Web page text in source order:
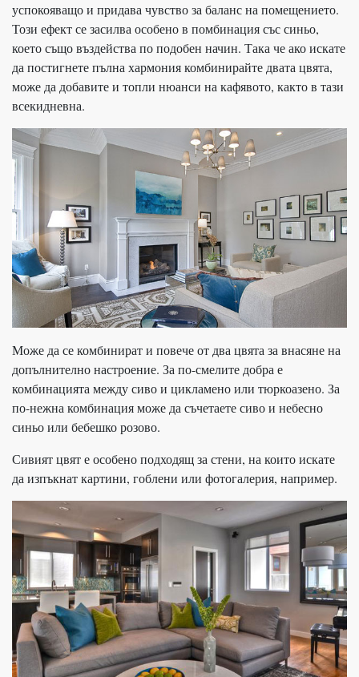
успокояващо и придава чувство за баланс на помещението.
Този ефект се засилва особено в помбинация със синьо,
което също въздейства по подобен начин. Така че ако искате
да постигнете пълна хармония комбинирайте двата цвята,
може да добавите и топли нюанси на кафявото, както в тази
всекидневна.
Може да се комбинират и повече от два цвята за внасяне на
допълнително настроение. За по-смелите добра е
комбинацията между сиво и цикламено или тюркоазено. За
по-нежна комбинация може да съчетаете сиво и небесно
синьо или бебешко розово.
Сивият цвят е особено подходящ за стени, на които искате
да изпъкнат картини, гоблени или фотогалерия, например.